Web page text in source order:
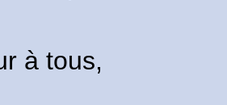
à tous,